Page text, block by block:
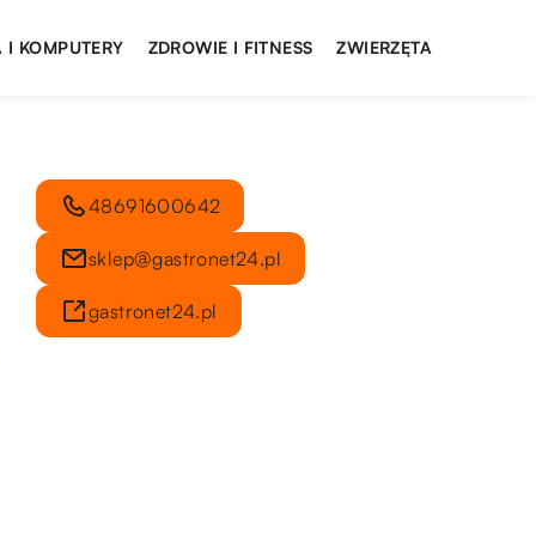
KOMPUTERY ZDROWIE I FITNESS ZWIERZĘTA
48691600642
sklep@gastronet24.pl
gastronet24.pl